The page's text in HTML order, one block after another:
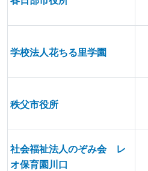
学校法人花ちる里学園
秩父市役所
社会福祉法人のぞみ会 レ
オ保育園川口